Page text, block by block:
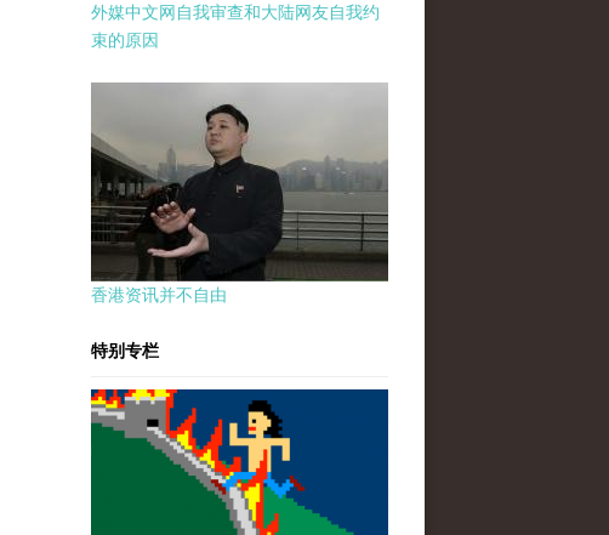
外媒中文网自我审查和大陆网友自我约
束的原因
香港资讯并不自由
特别专栏